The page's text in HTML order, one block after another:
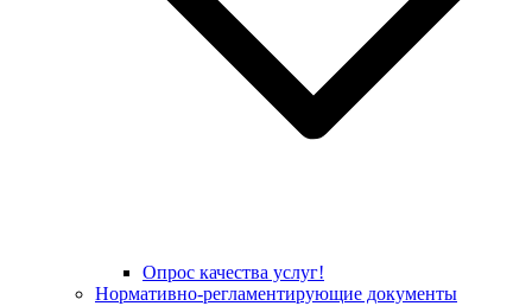
Опрос качества услуг!
Нормативно-регламентирующие документы